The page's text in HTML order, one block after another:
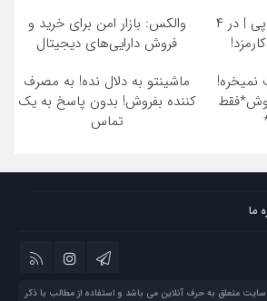
خرید موبایل با اسنپ پی | در ۴
والکس: بازار امن برای خرید و
فروش دارایی‌های دیجیتال
نمیخره!
ماشینتو به دلال نده! به مصرف
کننده بفروش! بدون پاسخ به یک
تماس
ما
متعلق به حرف آنلاین می باشد و استفاده از مطالب با ذکر